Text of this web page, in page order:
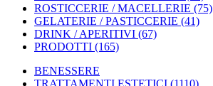
ROSTICCERIE / MACELLERIE (75)
GELATERIE / PASTICCERIE (41)
DRINK / APERITIVI (67)
PRODOTTI (165)
BENESSERE
TRATTAMENTI ESTETICI (1110)